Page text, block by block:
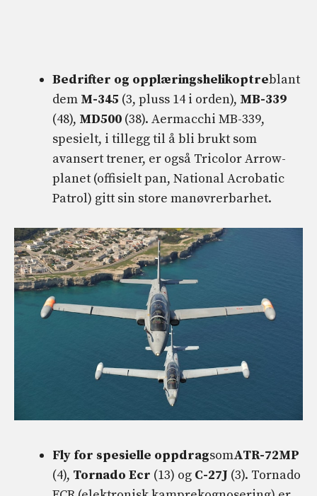
Bedrifter og opplæringshelikoptreblant
dem M-345 (3, pluss 14 i orden), MB-339
(48), MD500 (38). Aermacchi MB-339,
spesielt, i tillegg til å bli brukt som
avansert trener, er også Tricolor Arrow-
planet (offisielt pan, National Acrobatic
Patrol) gitt sin store manøvrerbarhet.
Fly for spesielle oppdragsomATR-72MP
(4), Tornado Ecr (13) og C-27J (3). Tornado